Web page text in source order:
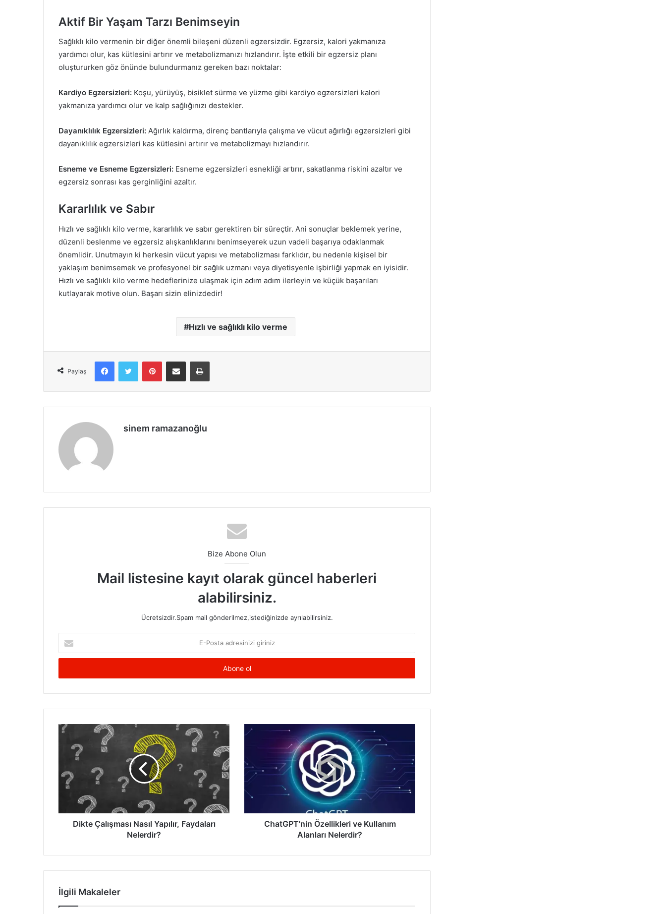
Aktif Bir Yaşam Tarzı Benimseyin
Sağlıklı kilo vermenin bir diğer önemli bileşeni düzenli egzersizdir. Egzersiz, kalori yakmanıza
yardımcı olur, kas kütlesini artırır ve metabolizmanızı hızlandırır. İşte etkili bir egzersiz planı
oluştururken göz önünde bulundurmanız gereken bazı noktalar:
Kardiyo Egzersizleri: Koşu, yürüyüş, bisiklet sürme ve yüzme gibi kardiyo egzersizleri kalori
yakmanıza yardımcı olur ve kalp sağlığınızı destekler.
Dayanıklılık Egzersizleri: Ağırlık kaldırma, direnç bantlarıyla çalışma ve vücut ağırlığı egzersizleri gibi
dayanıklılık egzersizleri kas kütlesini artırır ve metabolizmayı hızlandırır.
Esneme ve Esneme Egzersizleri: Esneme egzersizleri esnekliği artırır, sakatlanma riskini azaltır ve
egzersiz sonrası kas gerginliğini azaltır.
Kararlılık ve Sabır
Hızlı ve sağlıklı kilo verme, kararlılık ve sabır gerektiren bir süreçtir. Ani sonuçlar beklemek yerine,
düzenli beslenme ve egzersiz alışkanlıklarını benimseyerek uzun vadeli başarıya odaklanmak
önemlidir. Unutmayın ki herkesin vücut yapısı ve metabolizması farklıdır, bu nedenle kişisel bir
yaklaşım benimsemek ve profesyonel bir sağlık uzmanı veya diyetisyenle işbirliği yapmak en iyisidir.
Hızlı ve sağlıklı kilo verme hedeflerinize ulaşmak için adım adım ilerleyin ve küçük başarıları
kutlayarak motive olun. Başarı sizin elinizdedir!
Hızlı ve sağlıklı kilo verme
Paylaş
Facebook
X PinterestE-Posta ile paylaş Yazdır
sinem ramazanoğlu
Bize Abone Olun
Mail listesine kayıt olarak güncel haberleri
alabilirsiniz.
Ücretsizdir.Spam mail gönderilmez,istediğinizde ayrılabilirsiniz.
Posta
adresinizi
Dikte
Nasıl
Yapılır,
Faydaları
Nelerdir?
Dikte Çalışması Nasıl Yapılır, Faydaları
Nelerdir?
ChatGPT'nin
Kullanım
Alanları
Nelerdir?
ChatGPT'nin Özellikleri ve Kullanım
Alanları Nelerdir?
İlgili Makaleler